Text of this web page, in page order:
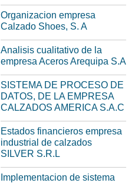
Organizacion empresa
Calzado Shoes, S. A
Analisis cualitativo de la
empresa Aceros Arequipa S.A
SISTEMA DE PROCESO DE
DATOS, DE LA EMPRESA
CALZADOS AMERICA S.A.C
Estados financieros empresa
industrial de calzados
SILVER S.R.L
Implementacion de sistema